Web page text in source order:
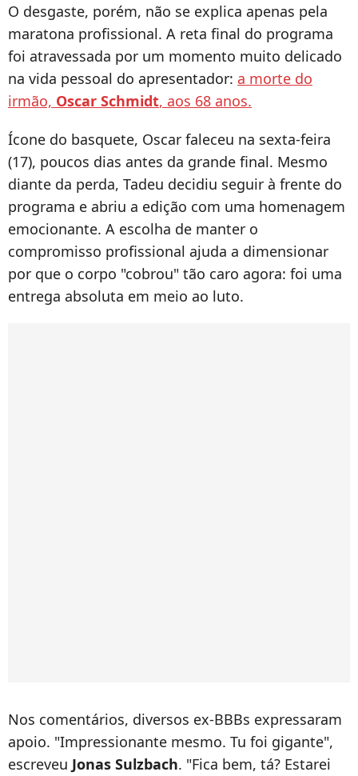
O desgaste, porém, não se explica apenas pela
maratona profissional. A reta final do programa
foi atravessada por um momento muito delicado
na vida pessoal do apresentador: a morte do
irmão, Oscar Schmidt, aos 68 anos.
Ícone do basquete, Oscar faleceu na sexta-feira
(17), poucos dias antes da grande final. Mesmo
diante da perda, Tadeu decidiu seguir à frente do
programa e abriu a edição com uma homenagem
emocionante. A escolha de manter o
compromisso profissional ajuda a dimensionar
por que o corpo "cobrou" tão caro agora: foi uma
entrega absoluta em meio ao luto.
Nos comentários, diversos ex-BBBs expressaram
apoio. "Impressionante mesmo. Tu foi gigante",
escreveu Jonas Sulzbach. "Fica bem, tá? Estarei